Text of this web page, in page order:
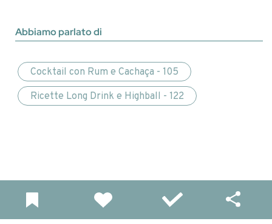
Abbiamo parlato di
Cocktail con Rum e Cachaça - 105
Ricette Long Drink e Highball - 122